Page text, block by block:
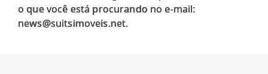
o que você está procurando no e-mail: